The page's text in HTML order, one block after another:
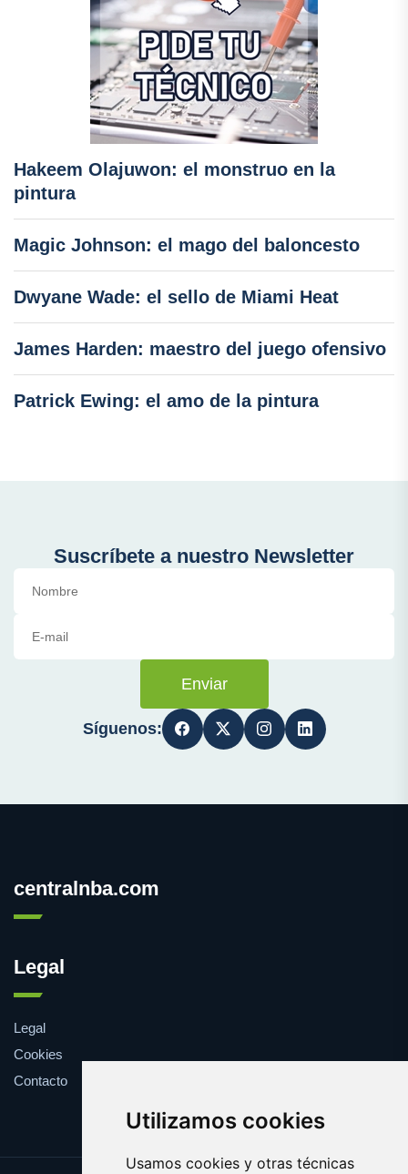
Utilizamos cookies
Usamos cookies y otras técnicas
Hakeem Olajuwon: el monstruo en la
pintura
Magic Johnson: el mago del baloncesto
Dwyane Wade: el sello de Miami Heat
James Harden: maestro del juego ofensivo
Patrick Ewing: el amo de la pintura
Suscríbete a nuestro Newsletter
Enviar
Síguenos:
centralnba.com
Legal
Legal
Cookies
Contacto